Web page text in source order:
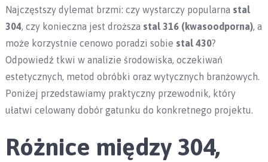
Najczęstszy dylemat brzmi: czy wystarczy popularna stal
304, czy konieczna jest droższa stal 316 (kwasoodporna), a
może korzystnie cenowo poradzi sobie stal 430?
Odpowiedź tkwi w analizie środowiska, oczekiwań
estetycznych, metod obróbki oraz wytycznych branżowych.
Poniżej przedstawiamy praktyczny przewodnik, który
ułatwi celowany dobór gatunku do konkretnego projektu.
Różnice między 304,